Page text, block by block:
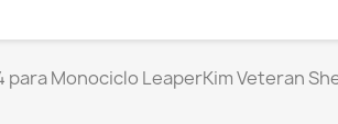
para Monociclo LeaperKim Veteran